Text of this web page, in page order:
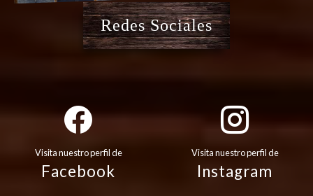
Redes Sociales
Visita nuestro perfil de
Facebook
Visita nuestro perfil de
Instagram